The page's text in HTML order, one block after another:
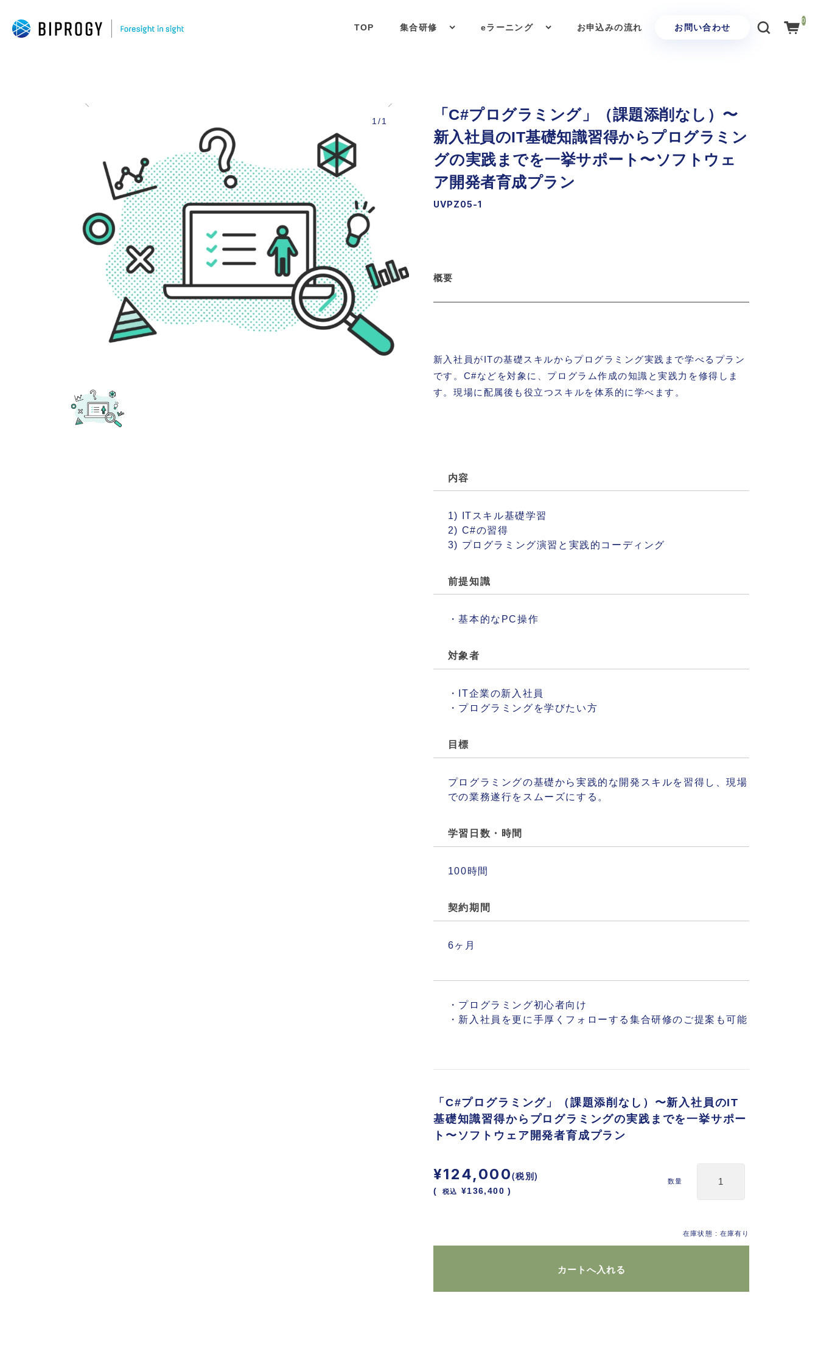
TOP 集合研修 eラーニング お申込みの流れ お問い合わせ
0
1/1
「C#プログラミング」（課題添削なし）〜
新入社員のIT基礎知識習得からプログラミン
グの実践までを一挙サポート〜ソフトウェ
ア開発者育成プラン
UVPZ05-1
概要
新入社員がITの基礎スキルからプログラミング実践まで学べるプラン
です。C#などを対象に、プログラム作成の知識と実践力を修得しま
す。現場に配属後も役立つスキルを体系的に学べます。
内容
1) ITスキル基礎学習
2) C#の習得
3) プログラミング演習と実践的コーディング
前提知識
・基本的なPC操作
対象者
・IT企業の新入社員
・プログラミングを学びたい方
目標
プログラミングの基礎から実践的な開発スキルを習得し、現場
での業務遂行をスムーズにする。
学習日数・時間
100時間
契約期間
6ヶ月
・プログラミング初心者向け
・新入社員を更に手厚くフォローする集合研修のご提案も可能
「C#プログラミング」（課題添削なし）〜新入社員のIT
基礎知識習得からプログラミングの実践までを一挙サポー
ト〜ソフトウェア開発者育成プラン
在庫状態 : 在庫有り
¥124,000(税別)
( 税込 ¥136,400 )
数量